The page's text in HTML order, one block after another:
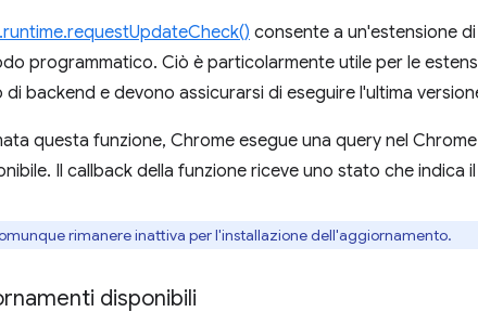
consente a un'estensione
programmatico. Ciò è particolarmente utile per le
backend e devono assicurarsi di eseguire l'ultima
questa funzione, Chrome esegue una query nel
Il callback della funzione riceve uno stato che indica
rimanere inattiva per l'installazione dell'aggiornamento.
disponibili